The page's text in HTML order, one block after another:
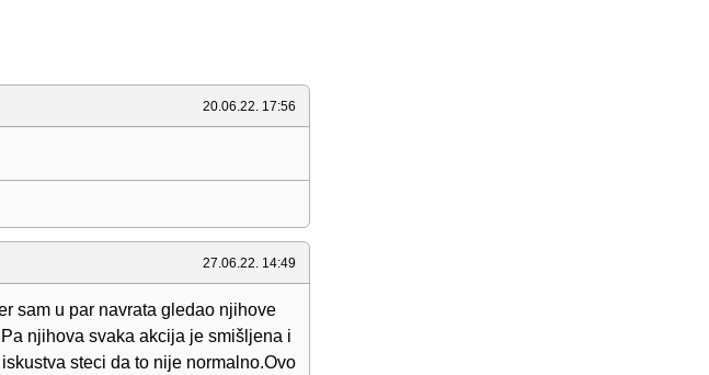
20.06.22. 17:56
27.06.22. 14:49
sam u par navrata gledao njihove
njihova svaka akcija je smišljena i
steci da to nije normalno.Ovo